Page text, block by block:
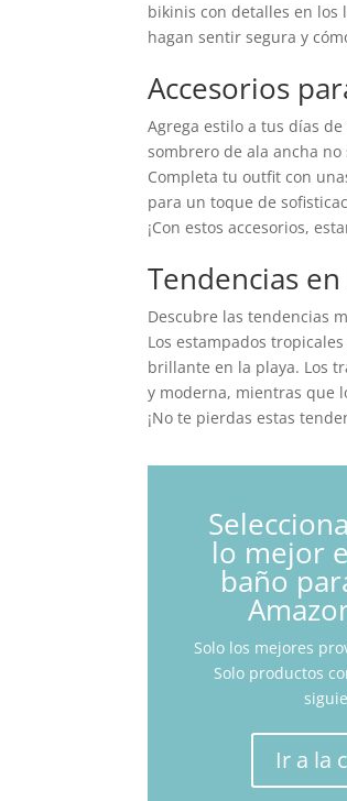
bikinis con detalles en los
hagan sentir segura y
Accesorios
Agrega estilo a tus días
sombrero de ala ancha
Completa tu outfit con
para un toque de
¡Con estos accesorios,
Tendencias
Descubre las tendencias
Los estampados
brillante en la playa. Los
y moderna, mientras que
¡No te pierdas estas
lo mejor
baño
Solo los mejores
Solo productos
Ir a la